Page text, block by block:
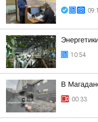
10:54
В
00:33